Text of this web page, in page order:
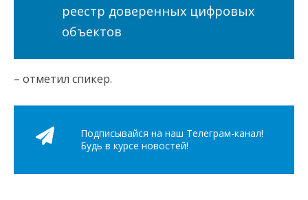
реестр доверенных цифровых
объектов
– отметил спикер.
Подписывайся на наш Телеграм-канал!
Будь в курсе новостей!